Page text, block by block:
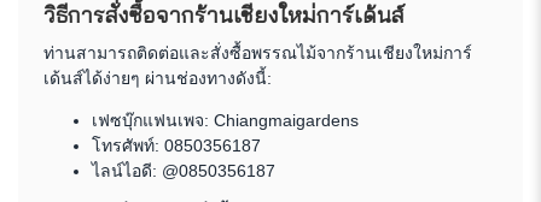
วิธีการสั่งซื้อจากร้านเชียงใหม่การ์เด้นส์
ท่านสามารถติดต่อและสั่งซื้อพรรณไม้จากร้านเชียงใหม่การ์
เด้นส์ได้ง่ายๆ ผ่านช่องทางดังนี้:
เฟซบุ๊กแฟนเพจ: Chiangmaigardens
โทรศัพท์: 0850356187
ไลน์ไอดี: @0850356187